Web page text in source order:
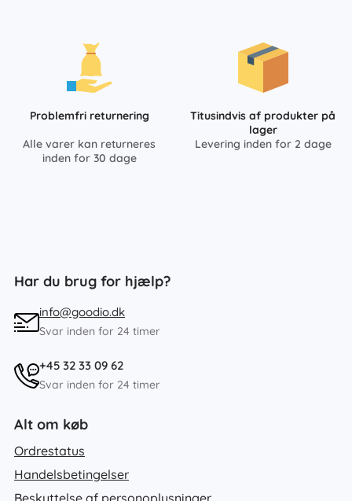
Problemfri returnering
Alle varer kan returneres
inden for 30 dage
Titusindvis af produkter på
lager
Levering inden for 2 dage
Har du brug for hjælp?
info@goodio.dk
Svar inden for 24 timer
+45 32 33 09 62
Svar inden for 24 timer
Alt om køb
Ordrestatus
Handelsbetingelser
Beskyttelse af personoplysninger